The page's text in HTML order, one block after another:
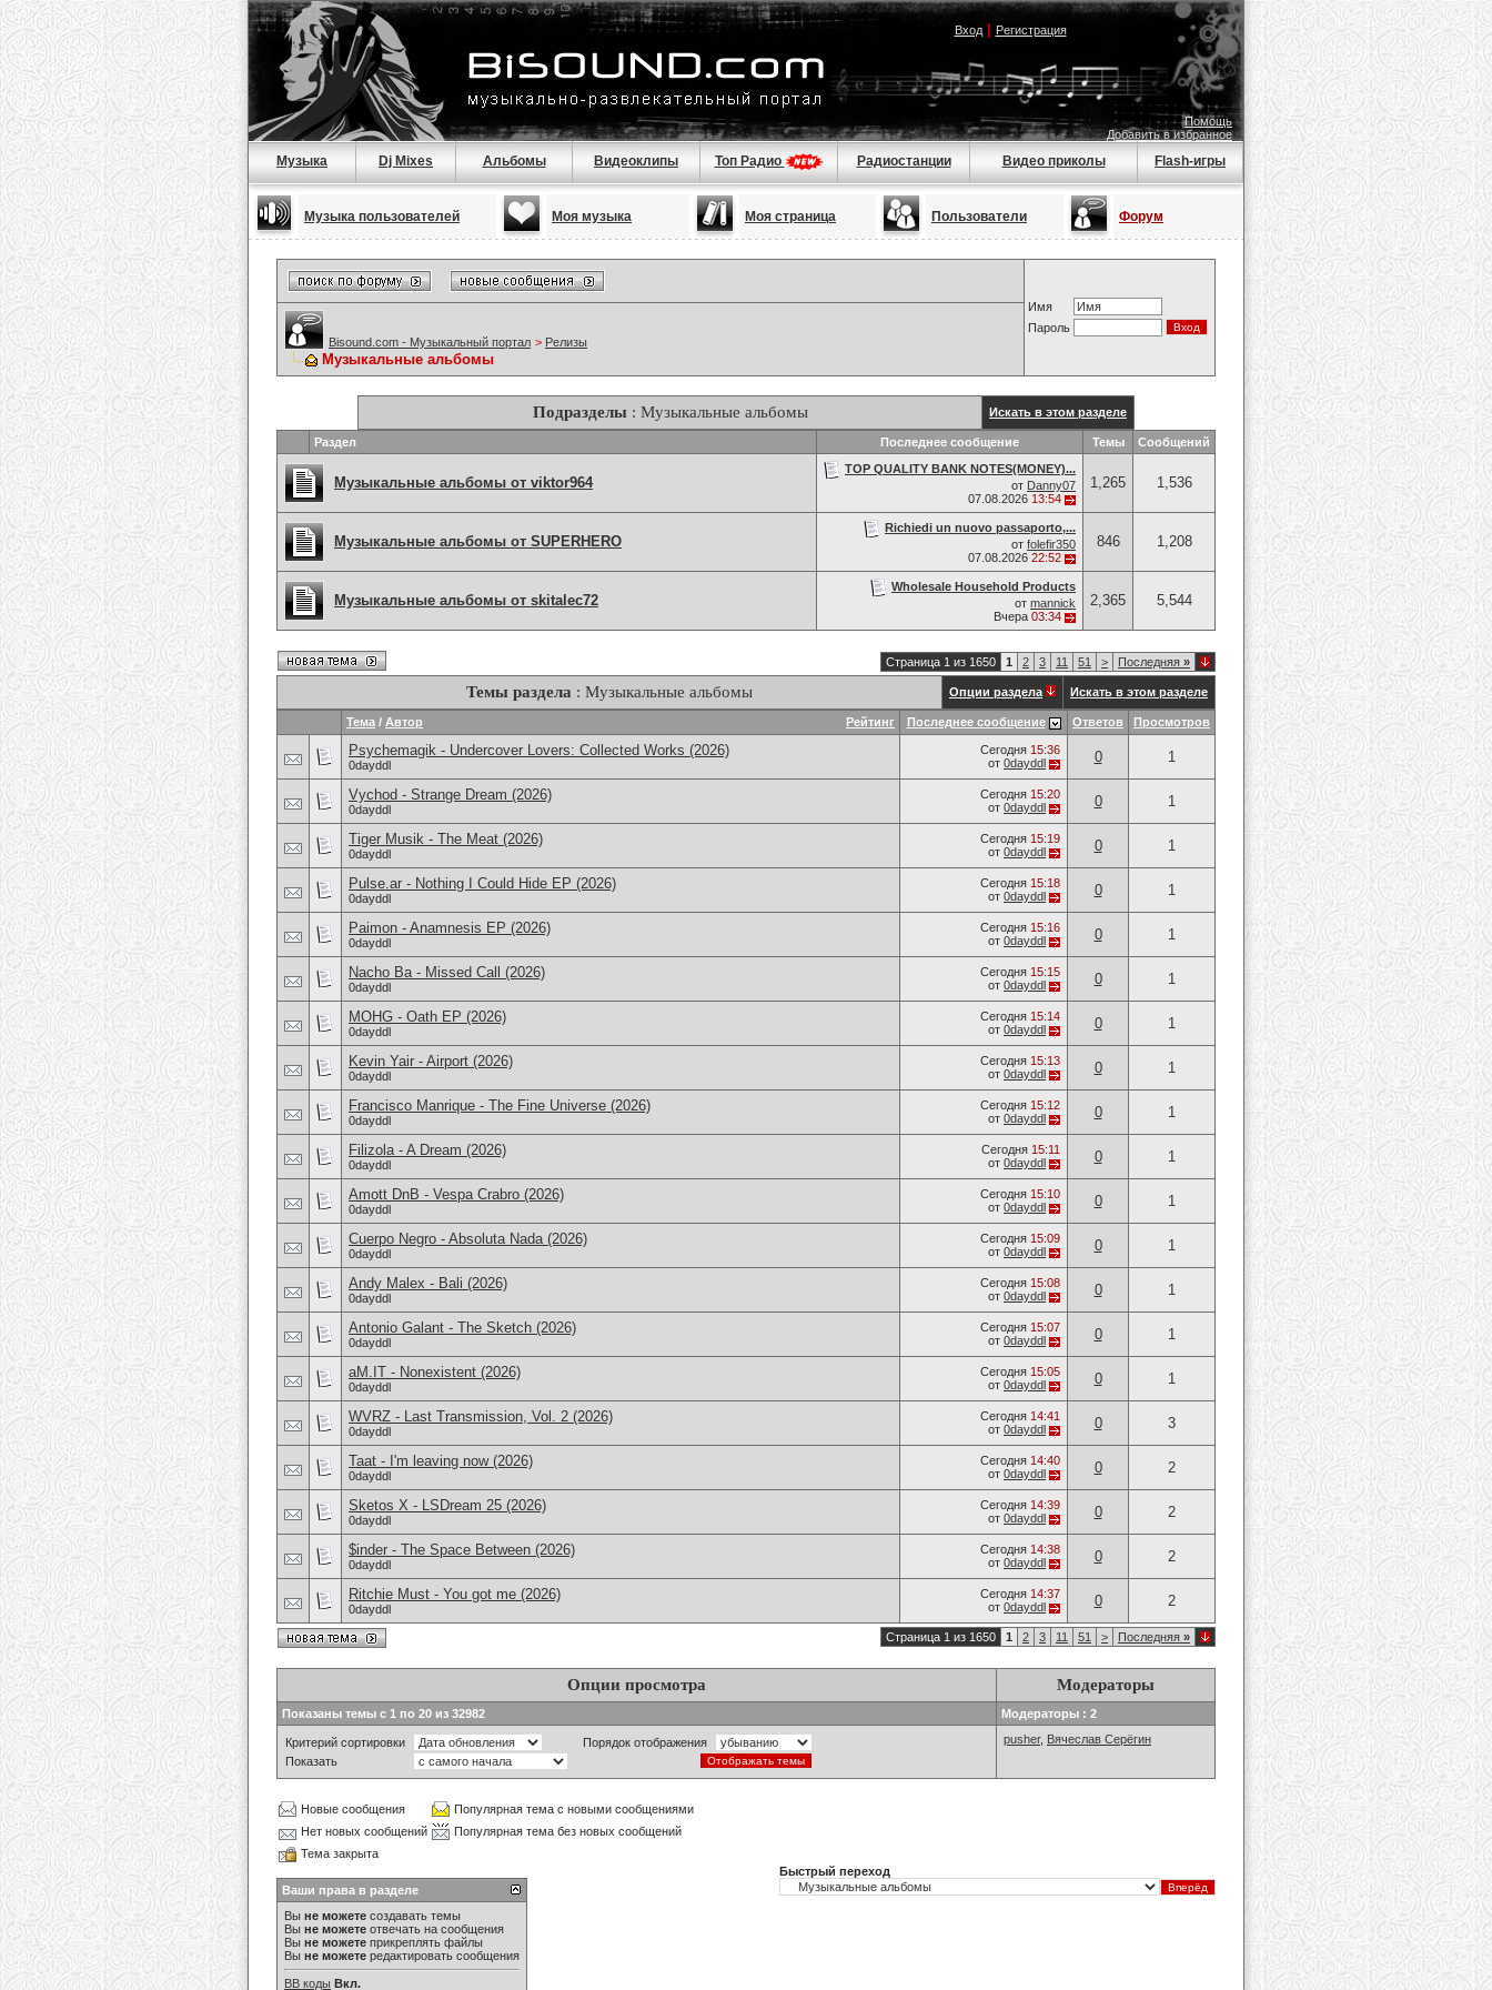
Вход| Регистрация
Помощь
Добавить в избранное
Музыка Dj Mixes Альбомы Видеоклипы Топ Радио Радиостанции Видео приколы Flash-игры
Музыка пользователей Моя музыка Моя страница Пользователи Форум
Имя
Пароль
Bisound.com - Музыкальный портал > Релизы
Музыкальные альбомы
Подразделы: Музыкальные альбомы Искать в этом разделе
Раздел Последнее сообщение Темы Сообщений
Музыкальные альбомы от viktor964
TOP QUALITY BANK NOTES(MONEY)...
от Danny07
07.08.2026 13:54
1,265 1,536
Музыкальные альбомы от SUPERHERO
Richiedi un nuovo passaporto,...
от folefir350
07.08.2026 22:52
846 1,208
Музыкальные альбомы от skitalec72
Wholesale Household Products
от mannick
Вчера 03:34
2,365 5,544
Страница 1 из 1650 1 2 3 11 51 > Последняя »
Темы раздела : Музыкальные альбомы Опции раздела Искать в этом разделе
Рейтинг
Тема / Автор Последнее сообщение Ответов Просмотров
Psychemagik - Undercover Lovers: Collected Works (2026)
0dayddl
Сегодня 15:36
от 0dayddl 0 1
Vychod - Strange Dream (2026)
0dayddl
Сегодня 15:20
от 0dayddl 0 1
Tiger Musik - The Meat (2026)
0dayddl
Сегодня 15:19
от 0dayddl 0 1
Pulse.ar - Nothing I Could Hide EP (2026)
0dayddl
Сегодня 15:18
от 0dayddl 0 1
Paimon - Anamnesis EP (2026)
0dayddl
Сегодня 15:16
от 0dayddl 0 1
Nacho Ba - Missed Call (2026)
0dayddl
Сегодня 15:15
от 0dayddl 0 1
MOHG - Oath EP (2026)
0dayddl
Сегодня 15:14
от 0dayddl 0 1
Kevin Yair - Airport (2026)
0dayddl
Сегодня 15:13
от 0dayddl 0 1
Francisco Manrique - The Fine Universe (2026)
0dayddl
Сегодня 15:12
от 0dayddl 0 1
Filizola - A Dream (2026)
0dayddl
Сегодня 15:11
от 0dayddl 0 1
Amott DnB - Vespa Crabro (2026)
0dayddl
Сегодня 15:10
от 0dayddl 0 1
Cuerpo Negro - Absoluta Nada (2026)
0dayddl
Сегодня 15:09
от 0dayddl 0 1
Andy Malex - Bali (2026)
0dayddl
Сегодня 15:08
от 0dayddl 0 1
Antonio Galant - The Sketch (2026)
0dayddl
Сегодня 15:07
от 0dayddl 0 1
aM.IT - Nonexistent (2026)
0dayddl
Сегодня 15:05
от 0dayddl 0 1
WVRZ - Last Transmission, Vol. 2 (2026)
0dayddl
Сегодня 14:41
от 0dayddl 0 3
Taat - I'm leaving now (2026)
0dayddl
Сегодня 14:40
от 0dayddl 0 2
Sketos X - LSDream 25 (2026)
0dayddl
Сегодня 14:39
от 0dayddl 0 2
$inder - The Space Between (2026)
0dayddl
Сегодня 14:38
от 0dayddl 0 2
Ritchie Must - You got me (2026)
0dayddl
Сегодня 14:37
от 0dayddl 0 2
Страница 1 из 1650 1 2 3 11 51 > Последняя »
Опции просмотра Модераторы
Показаны темы с 1 по 20 из 32982 Модераторы : 2
Критерий сортировки
Порядок отображения
Показать
pusher, Вячеслав Серёгин
Новые сообщения
Популярная тема с новыми сообщениями
Нет новых сообщений
Популярная тема без новых сообщений
Тема закрыта
Ваши права в разделе
Вы не можете создавать темы
Вы не можете отвечать на сообщения
Вы не можете прикреплять файлы
Вы не можете редактировать сообщения
BB коды Вкл.
Быстрый переход